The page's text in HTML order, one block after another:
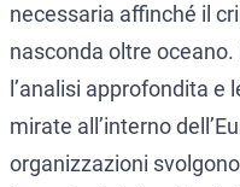
necessaria affinché il
nasconda oltre oceano.
l’analisi approfondita e
mirate all’interno
organizzazioni